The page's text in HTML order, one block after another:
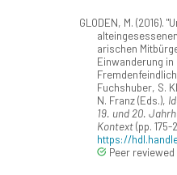
GLODEN, M. (2016).
arischen
Einwanderung
Fuchshuber, S.
N. Franz (Eds.),
19. und 20.
Kontext(pp.
https://
Peer reviewed